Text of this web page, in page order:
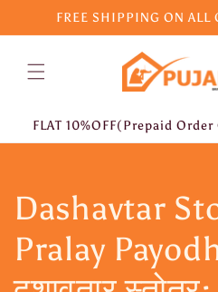
Skip toFREE SHIPPING ON ALL
FLAT 10%OFF(Prepaid
Dashavtar
Pralay